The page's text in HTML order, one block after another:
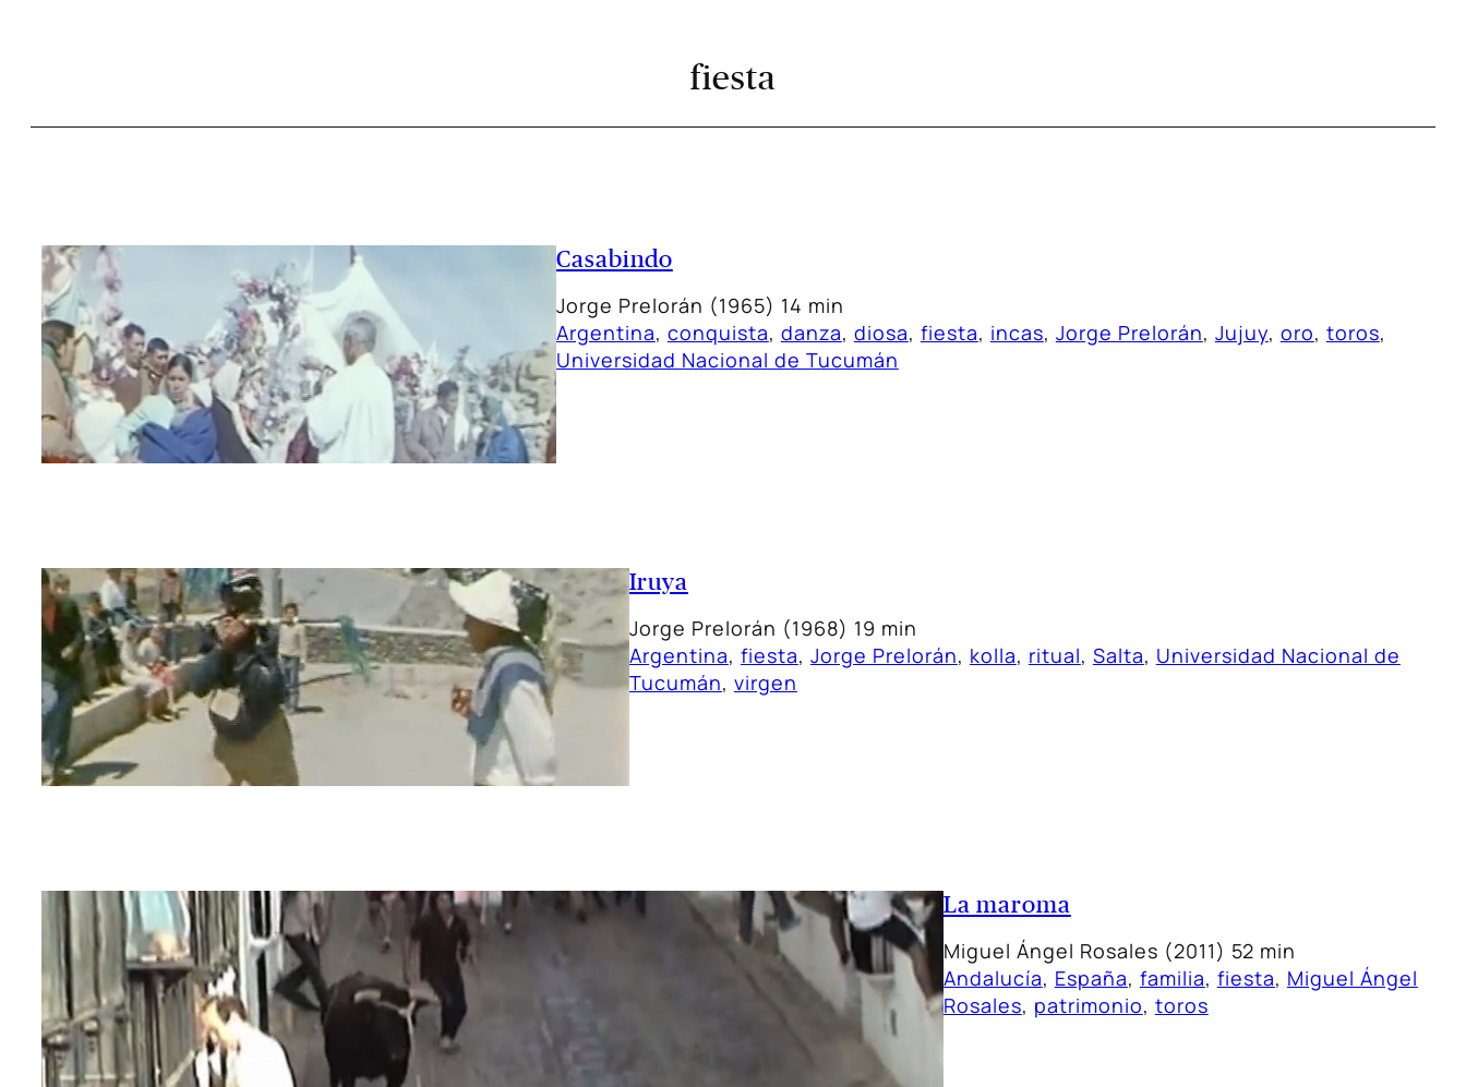
fiesta
Casabindo
Jorge Prelorán (1965) 14 min
Argentina, conquista, danza, diosa, fiesta, incas, Jorge Prelorán, Jujuy, oro, toros
Universidad Nacional de Tucumán
Iruya
Jorge Prelorán (1968) 19 min
Argentina, fiesta, Jorge Prelorán, kolla, ritual, Salta, Universidad Nacional de
Tucumán, virgen
La maroma
Miguel Ángel Rosales (2011) 52 min
Andalucía, España, familia, fiesta, Miguel Ángel
Rosales, patrimonio, toros